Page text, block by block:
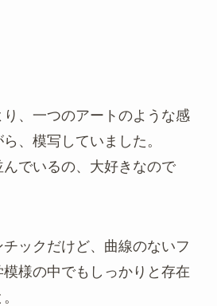
、一つのアートのような感
、模写していました。
でいるの、大好きなので
ックだけど、曲線のないフ
様の中でもしっかりと存在